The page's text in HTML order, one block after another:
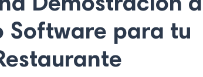
Demostración
Software para tu